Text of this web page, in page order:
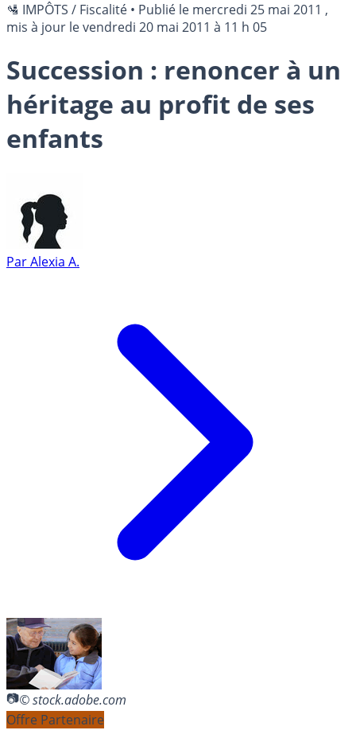
🛂 IMPÔTS / Fiscalité • Publié le mercredi 25 mai 2011 ,
mis à jour levendredi 20 mai 2011 à 11 h 05
Succession : renoncer à un
héritage au profit de ses
enfants
ParAlexia A.
© stock.adobe.com
Offre Partenaire